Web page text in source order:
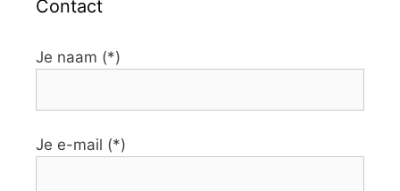
Contact
Je naam (*)
Je e-mail (*)